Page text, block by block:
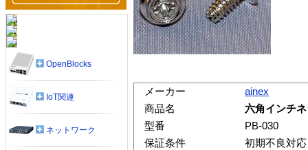
メーカー
ainex
商品名
六角インチ
型番
PB-030
保証条件
初期不良対
OpenBlocks
IoT関連
ネットワーク